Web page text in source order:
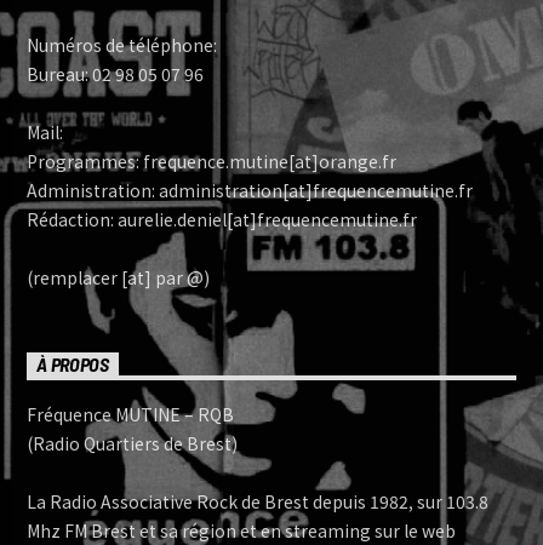
Numéros de téléphone:
Bureau: 02 98 05 07 96
Mail:
Programmes: frequence.mutine[at]orange.fr
Administration: administration[at]frequencemutine.fr
Rédaction: aurelie.deniel[at]frequencemutine.fr
(remplacer [at] par @)
À PROPOS
Fréquence MUTINE – RQB
(Radio Quartiers de Brest)
La Radio Associative Rock de Brest depuis 1982, sur 103.8
Mhz FM Brest et sa région et en streaming sur le web